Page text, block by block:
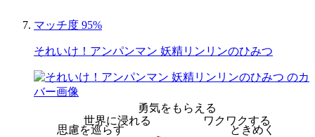
マッチ度 95%
それいけ！アンパンマン 妖精リンリンのひみつ
勇気をもらえる
ワクワクする
ときめく
思慮を巡らす
世界に浸れる